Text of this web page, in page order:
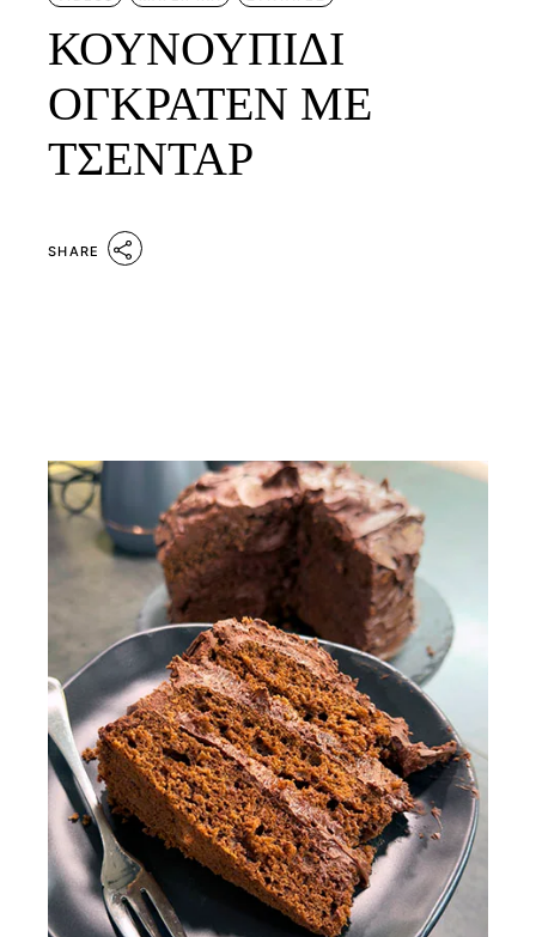
ΚΟΥΝΟΥΠΙΔΙ
ΟΓΚΡΑΤΕΝ ΜΕ
ΤΣΕΝΤΑΡ
SHARE